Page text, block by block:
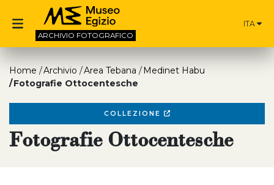
ARCHIVIO FOTOGRAFICO
ITA
Home Archivio Area Tebana
Medinet Habu
Fotografie Ottocentesche
COLLEZIONE
Fotografie Ottocentesche